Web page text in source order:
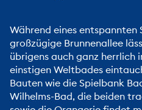
Während eines entspannten
großzügige Brunnenallee
übrigens auch ganz herrlich
einstigen Weltbades
Bauten wie die Spielbank
Wilhelms-Bad, die beiden